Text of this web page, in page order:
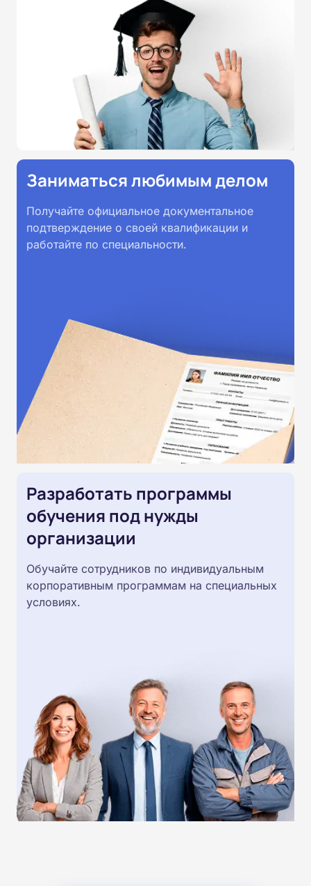
всей России.
Заниматься любимым делом
Получайте официальное документальное
подтверждение о своей квалификации и
работайте по специальности.
Разработать программы
обучения под нужды
организации
Обучайте сотрудников по индивидуальным
корпоративным программам на специальных
условиях.